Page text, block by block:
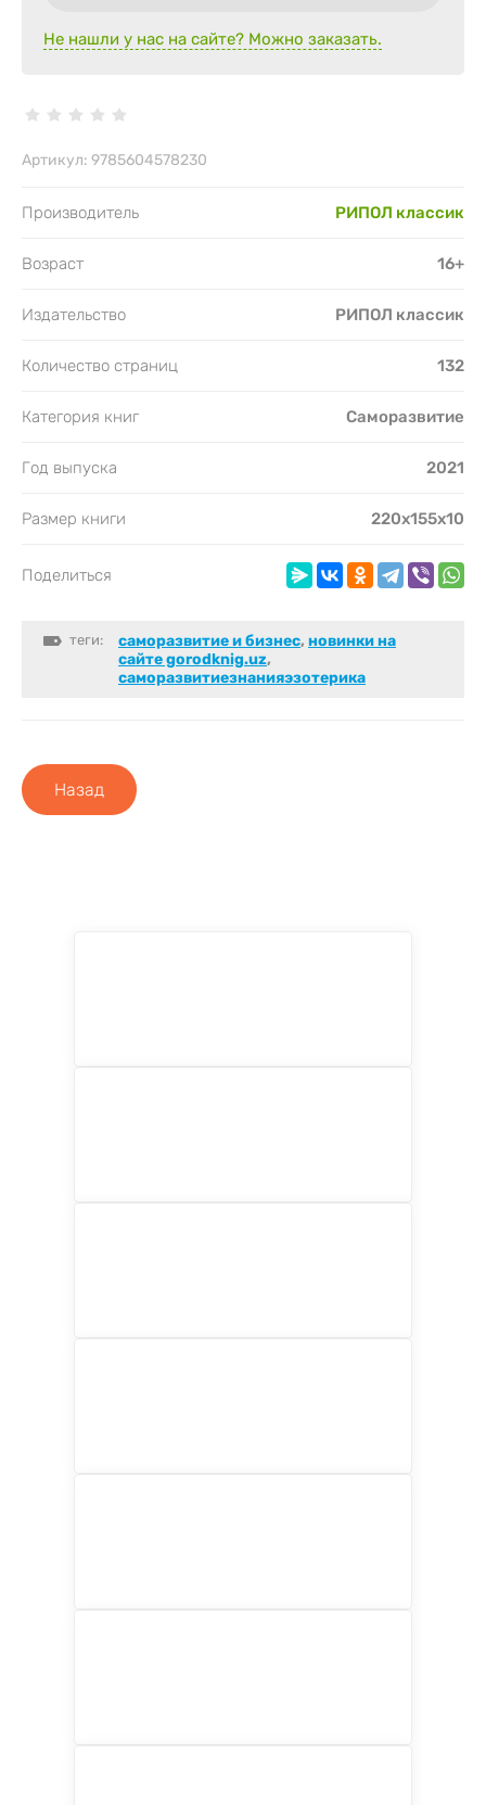
Не нашли у нас на сайте? Можно заказать.
Артикул: 9785604578230
Производитель РИПОЛ классик
Возраст 16+
Издательство РИПОЛ классик
Количество страниц 132
Категория книг Саморазвитие
Год выпуска 2021
Размер книги 220x155x10
Поделиться
теги: саморазвитие и бизнес, новинки на
сайте gorodknig.uz,
саморазвитиезнанияэзотерика
Назад